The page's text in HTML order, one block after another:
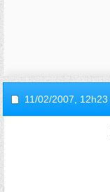
11/02/2007, 12h23